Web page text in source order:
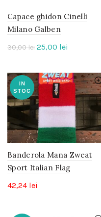
Capace ghidon Cinelli
Milano Galben
30,00lei Prețul
a
fost:
30,00 lei.
25,00 lei
este:
25,00 lei.
IN
STOC
Banderola Mana Zweat
Sport Italian Flag
42,24 lei